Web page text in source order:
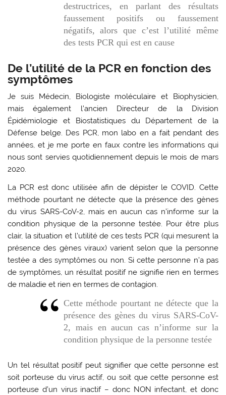
destructrices, en parlant des résultats
faussement positifs ou faussement
négatifs, alors que c’est l’utilité même
des tests PCR qui est en cause
De l’utilité de la PCR en fonction des
symptômes
Je suis Médecin, Biologiste moléculaire et Biophysicien,
mais également l’ancien Directeur de la Division
Épidémiologie et Biostatistiques du Département de la
Défense belge. Des PCR, mon labo en a fait pendant des
années, et je me porte en faux contre les informations qui
nous sont servies quotidiennement depuis le mois de mars
2020.
La PCR est donc utilisée afin de dépister le COVID. Cette
méthode pourtant ne détecte que la présence des gènes
du virus SARS-CoV-2, mais en aucun cas n’informe sur la
condition physique de la personne testée. Pour être plus
clair, la situation et l’utilité de ces tests PCR (qui mesurent la
présence des gènes viraux) varient selon que la personne
testée a des symptômes ou non. Si cette personne n’a pas
de symptômes, un résultat positif ne signifie rien en termes
de maladie et rien en termes de contagion.
Cette méthode pourtant ne détecte que la
présence des gènes du virus SARS-CoV-
2, mais en aucun cas n’informe sur la
condition physique de la personne testée
Un tel résultat positif peut signifier que cette personne est
soit porteuse du virus actif, ou soit que cette personne est
porteuse d’un virus inactif – donc NON infectant, et donc